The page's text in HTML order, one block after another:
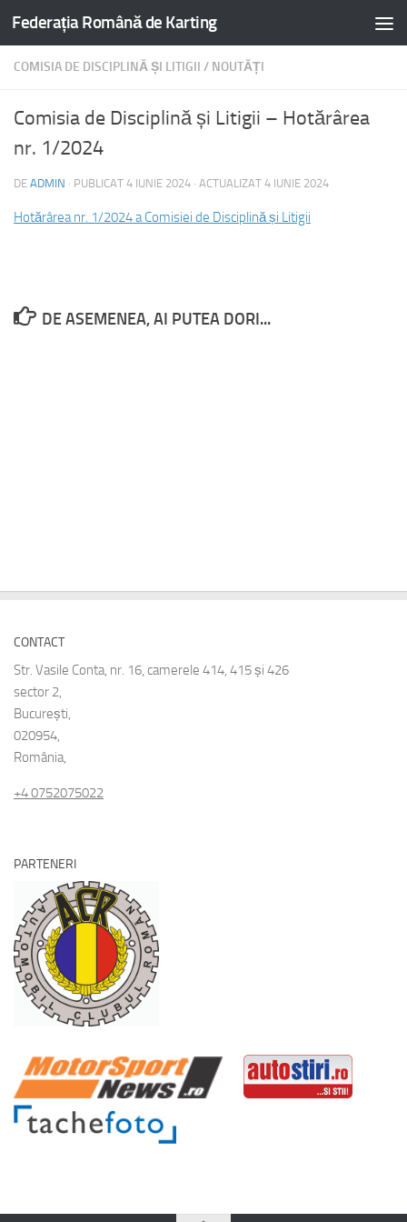
Federația Română de Karting
COMISIA DE DISCIPLINĂ ȘI LITIGII / NOUTĂȚI
Comisia de Disciplină și Litigii – Hotărârea
nr. 1/2024
DE ADMIN · PUBLICAT 4 IUNIE 2024 · ACTUALIZAT 4 IUNIE 2024
Hotărârea nr. 1/2024 a Comisiei de Disciplină și Litigii
DE ASEMENEA, AI PUTEA DORI...
CONTACT
Str. Vasile Conta, nr. 16, camerele 414, 415 și 426
sector 2,
București,
020954,
România,
+4 0752075022
PARTENERI